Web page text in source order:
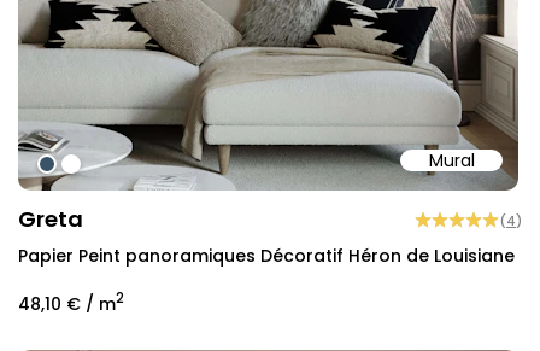
Mural
#3B5366
#ffffff
Greta (4)
Papier Peint panoramiques Décoratif Héron de Louisiane
48,10 € / m2